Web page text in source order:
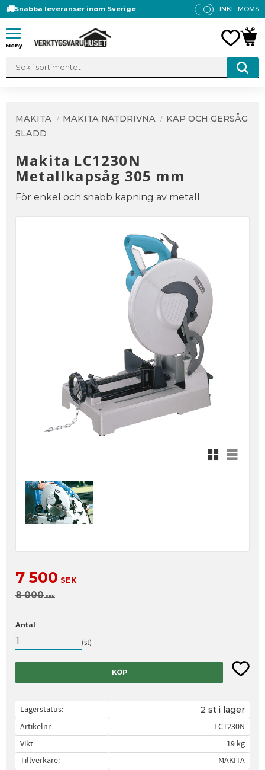
Meny
Snabba leveranser inom Sverige
P
A
INKL. MOMS
MAKITA MAKITA NÄTDRIVNA
KAP OCH GERSÅG
SLADD
Makita LC1230N
Metallkapsåg 305 mm
För enkel och snabb kapning av metall.
Rutnätsvy
Listvy
Nedsatt pris:
7 500 SEK
Ordinarie pris:
8 000SEK
Antal
st
KÖP Lägg
Lagerstatus 2 st i lager
Artikelnr
LC1230N
Vikt
19 kg
Tillverkare
MAKITA